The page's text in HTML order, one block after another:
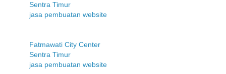
Sentra Timur
jasa pembuatan website
Fatmawati City Center
Sentra Timur
jasa pembuatan website